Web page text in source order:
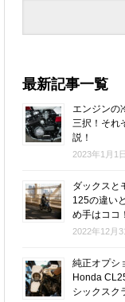
最新記事一覧
エンジンの
三択！それ
説！
2023年1月1日
ダックスと
125の違い
め手はココ！
2022年12月
純正オプシ
Honda
シックスク